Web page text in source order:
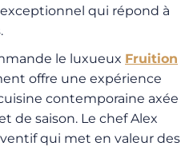
qui répond à
le luxueux Fruition
offre une expérience
contemporaine axée
de saison. Le chef Alex
qui met en valeur des